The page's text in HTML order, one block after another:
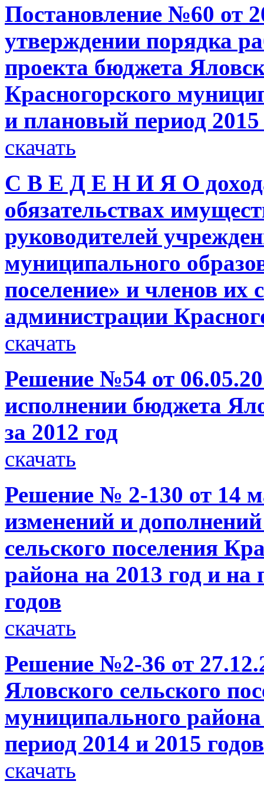
Постановление №60 от
утверждении порядка
проекта бюджета
Красногорского
и плановый период 2015
скачать
С В Е Д Е Н И Я О
обязательствах
руководителей
муниципального
поселение» и членов их
администрации
скачать
Решение №54 от
исполнении бюджета
за 2012 год
скачать
Решение № 2-130 от 14
изменений и
сельского поселения
района на 2013 год и
годов
скачать
Решение №2-36 от
Яловского сельского
муниципального
период 2014 и 2015 годов
скачать